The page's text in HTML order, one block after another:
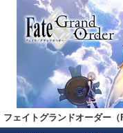
フェイトグランドオーダー